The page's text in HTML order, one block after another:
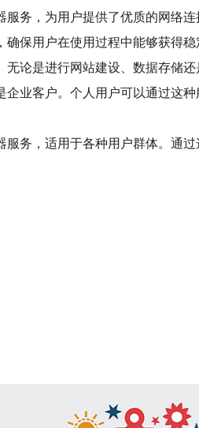
务，为用户提供了优质的网络
保用户在使用过程中能够获得
论是进行网站建设、数据存储
业客户。个人用户可以通过这
务，适用于各种用户群体。通